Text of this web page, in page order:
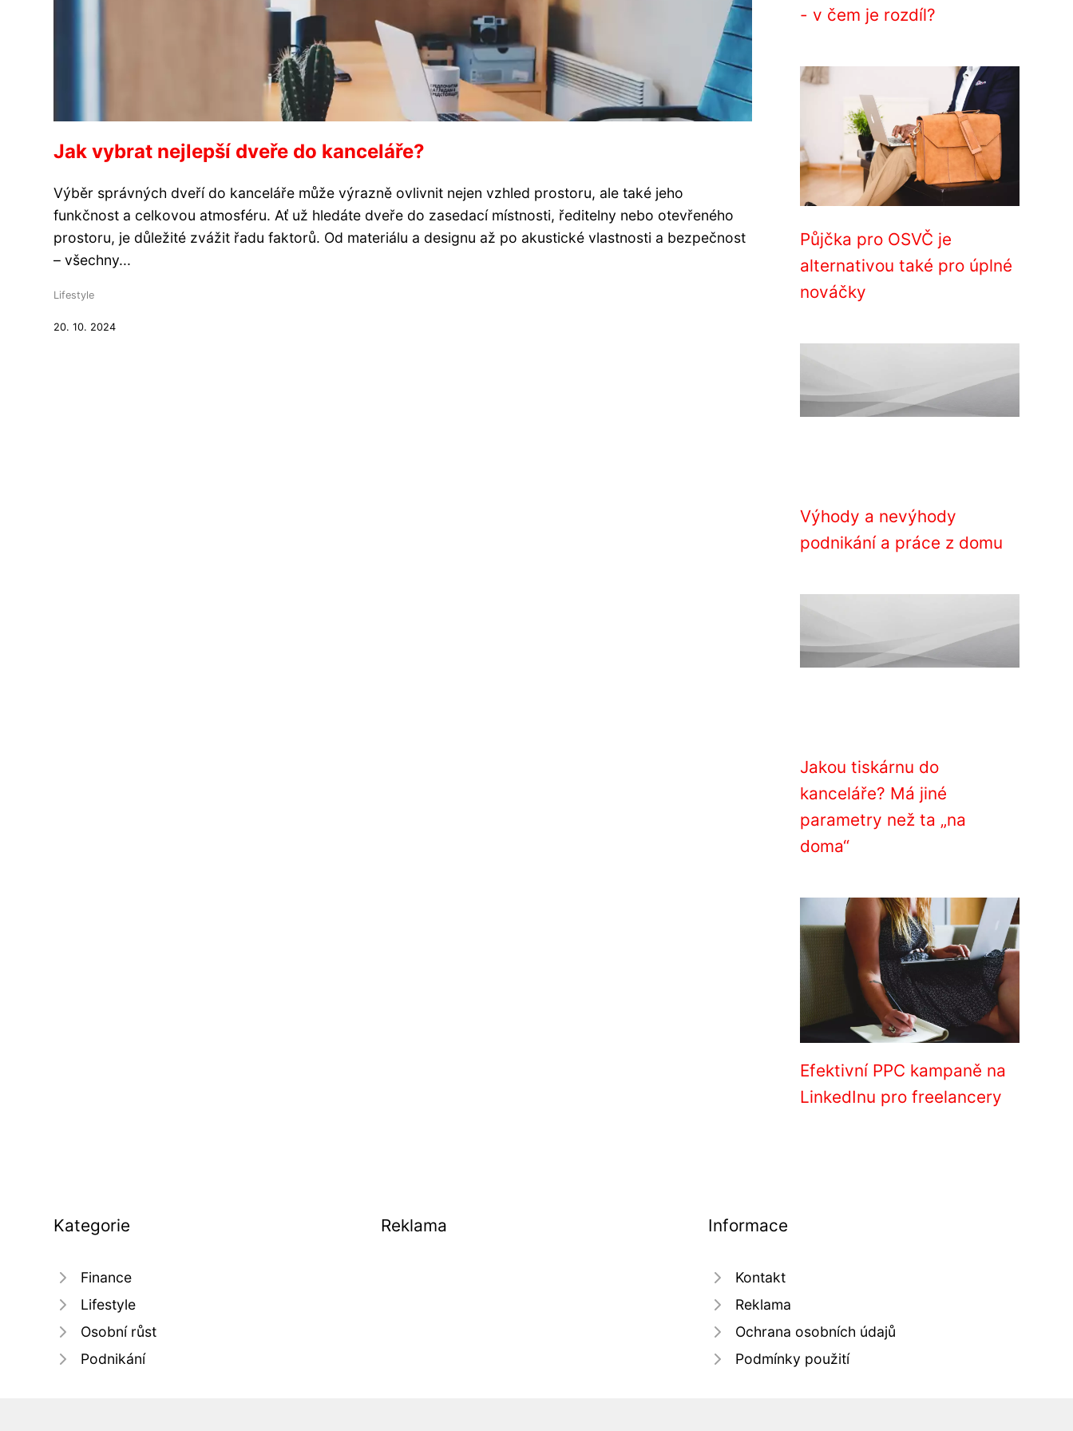
Jak vybrat nejlepší dveře do kanceláře?
Výběr správných dveří do kanceláře může výrazně ovlivnit nejen vzhled prostoru, ale také jeho
funkčnost a celkovou atmosféru. Ať už hledáte dveře do zasedací místnosti, ředitelny nebo otevřeného
prostoru, je důležité zvážit řadu faktorů. Od materiálu a designu až po akustické vlastnosti a bezpečnost
– všechny...
Lifestyle
20. 10. 2024
- v čem je rozdíl?
Půjčka pro OSVČ je
alternativou také pro úplné
nováčky
Výhody a nevýhody
podnikání a práce z domu
Jakou tiskárnu do
kanceláře? Má jiné
parametry než ta „na
doma“
Efektivní PPC kampaně na
LinkedInu pro freelancery
Kategorie
Finance
Lifestyle
Osobní růst
Podnikání
Reklama Informace
Kontakt
Reklama
Ochrana osobních údajů
Podmínky použití